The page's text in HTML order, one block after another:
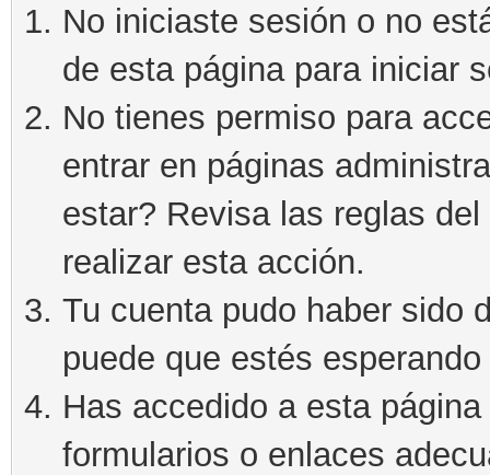
No iniciaste sesión o no
de esta página para iniciar
No tienes permiso para
entrar en páginas
estar? Revisa las reglas
realizar esta acción.
Tu cuenta pudo haber sido
puede que estés
Has accedido a esta
formularios o enlaces